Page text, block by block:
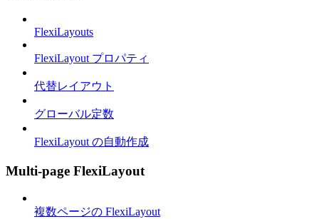
FlexiLayouts
FlexiLayout プロパティ
代替レイアウト
グローバル定数
FlexiLayout の自動作成
Multi-page FlexiLayout
複数ページの FlexiLayout